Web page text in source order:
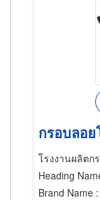
กรอบลอ
Heading
Brand Name